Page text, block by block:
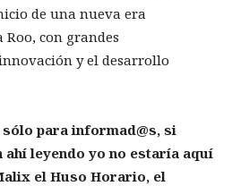
de una nueva era
con grandes
y el desarrollo
para informad@s, si
leyendo yo no estaría aquí
el Huso Horario, el